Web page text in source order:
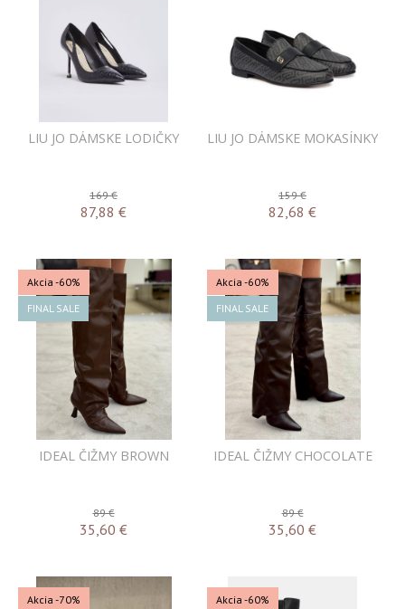
LIU JO DÁMSKE LODIČKY
169 €
87,88 €
LIU JO DÁMSKE MOKASÍNKY
159 €
82,68 €
Akcia -60%
FINAL SALE
IDEAL ČIŽMY BROWN
89 €
35,60 €
Akcia -60%
FINAL SALE
IDEAL ČIŽMY CHOCOLATE
89 €
35,60 €
Akcia -70% Akcia -60%